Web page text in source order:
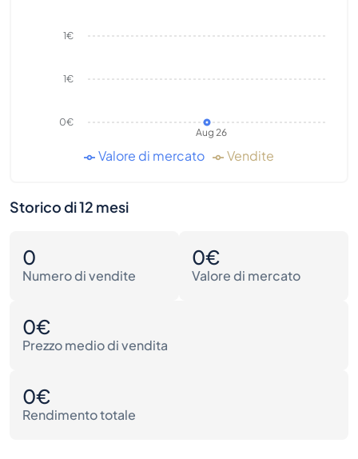
Aug 26
0€
1€
1€
Valore di mercato Vendite
Storico di 12 mesi
0
Numero di vendite
0€
Valore di mercato
0€
Prezzo medio di vendita
0€
Rendimento totale